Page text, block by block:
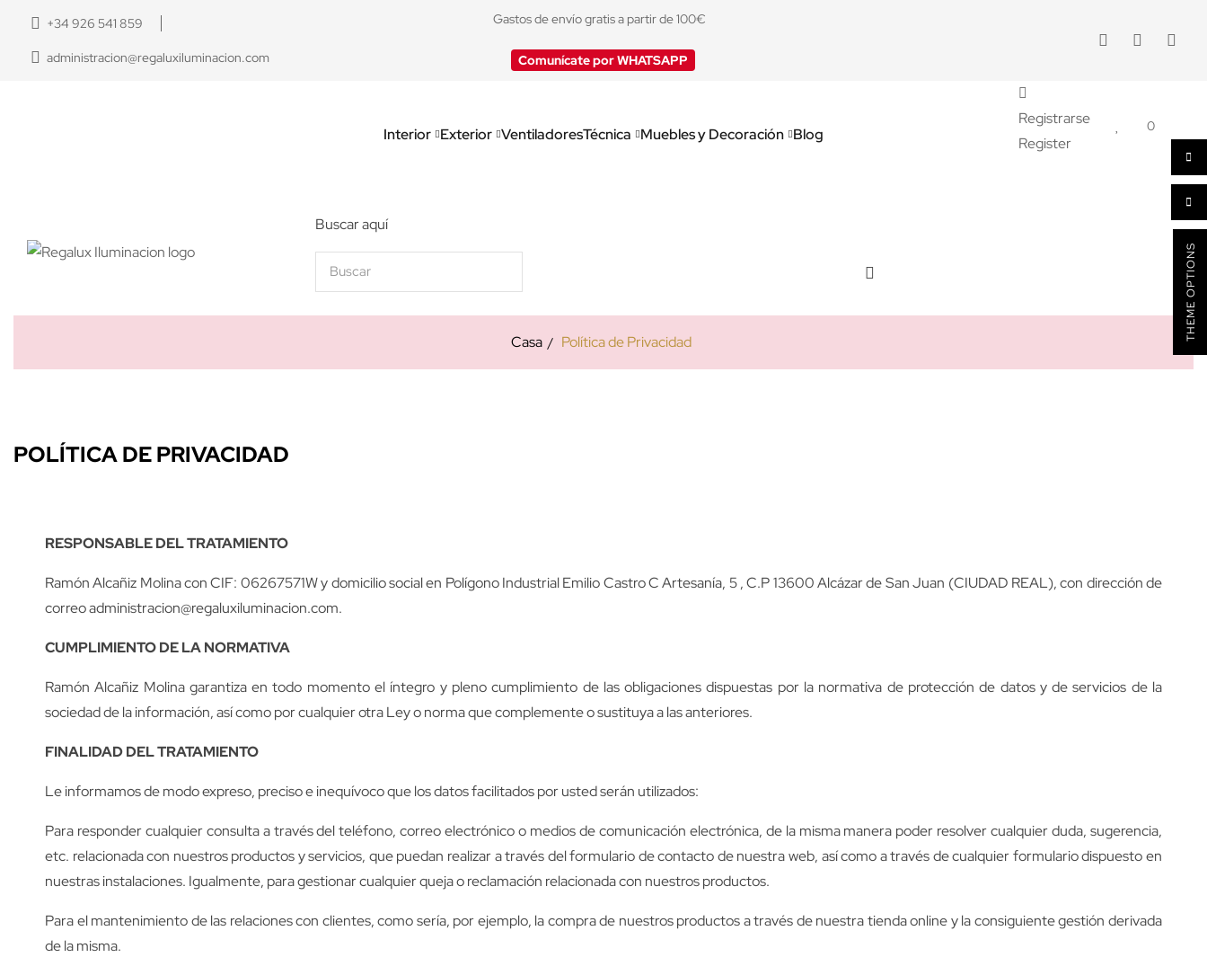
+34 926 541 859
administracion@regaluxiluminacion.com
Gastos de envío gratis a partir de 100€
Comunícate por WHATSAPP
Interior Exterior VentiladoresTécnica Muebles y Decoración Blog
Registrarse
Register
0
Buscar aquí
Casa Política de Privacidad
POLÍTICA DE PRIVACIDAD
RESPONSABLE DEL TRATAMIENTO
Ramón Alcañiz Molina con CIF: 06267571W y domicilio social en Polígono Industrial Emilio Castro C Artesanía, 5 , C.P 13600 Alcázar de San Juan (CIUDAD REAL), con dirección de
correo administracion@regaluxiluminacion.com.
CUMPLIMIENTO DE LA NORMATIVA
Ramón Alcañiz Molina garantiza en todo momento el íntegro y pleno cumplimiento de las obligaciones dispuestas por la normativa de protección de datos y de servicios de la
sociedad de la información, así como por cualquier otra Ley o norma que complemente o sustituya a las anteriores.
FINALIDAD DEL TRATAMIENTO
Le informamos de modo expreso, preciso e inequívoco que los datos facilitados por usted serán utilizados:
Para responder cualquier consulta a través del teléfono, correo electrónico o medios de comunicación electrónica, de la misma manera poder resolver cualquier duda, sugerencia,
etc. relacionada con nuestros productos y servicios, que puedan realizar a través del formulario de contacto de nuestra web, así como a través de cualquier formulario dispuesto en
nuestras instalaciones. Igualmente, para gestionar cualquier queja o reclamación relacionada con nuestros productos.
Para el mantenimiento de las relaciones con clientes, como sería, por ejemplo, la compra de nuestros productos a través de nuestra tienda online y la consiguiente gestión derivada
de la misma.
THEME OPTIONS